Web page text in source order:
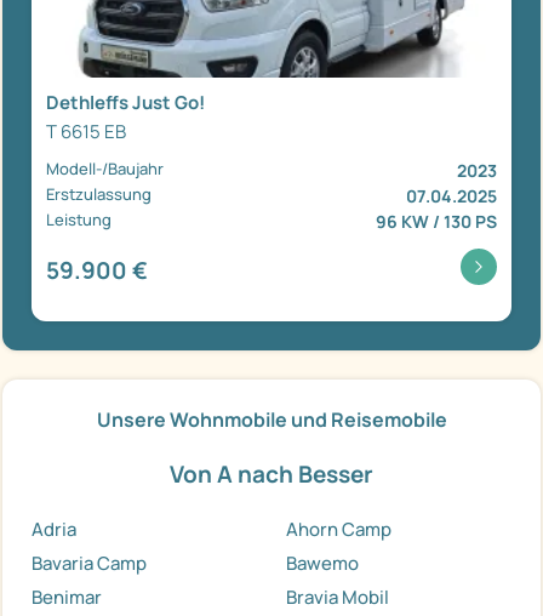
Dethleffs Just Go!
T 6615 EB
Modell-/Baujahr 2023
Erstzulassung 07.04.2025
Leistung 96 KW / 130 PS
59.900 €
Unsere Wohnmobile und Reisemobile
Von A nach Besser
Adria
Ahorn Camp
Bavaria Camp
Bawemo
Benimar
Bravia Mobil